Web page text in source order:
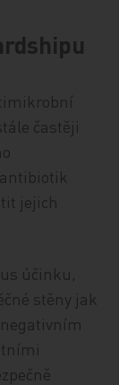
častěji
jejich
účinku,
stěny jak